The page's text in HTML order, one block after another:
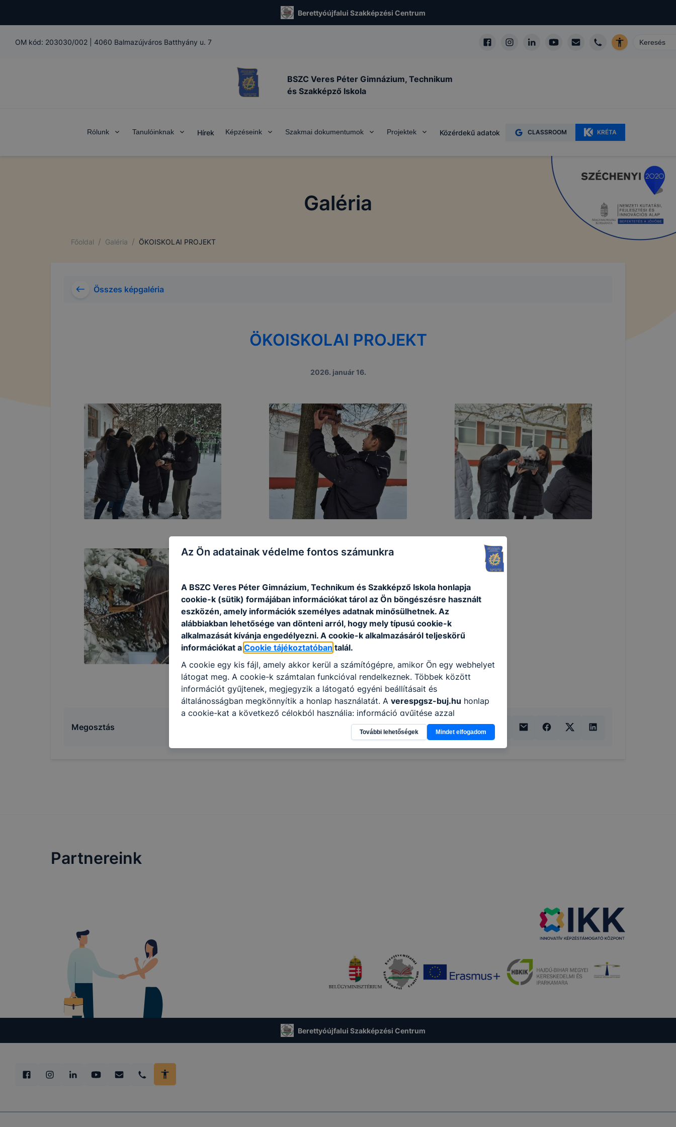
Berettyóújfalui Szakképzési Centrum
OM kód: 203030/002 4060 Balmazújváros Batthyány u. 7
BSZC Veres Péter Gimnázium, Technikum
és Szakképző Iskola
Rólunk Tanulóinknak Hírek Képzéseink Szakmai dokumentumok Projektek Közérdekű adatok CLASSROOM KRÉTA
Galéria
Főoldal / Galéria / ÖKOISKOLAI PROJEKT
Összes képgaléria
ÖKOISKOLAI PROJEKT
2026. január 16.
Megosztás
Partnereink
Berettyóújfalui Szakképzési Centrum
Az Ön adatainak védelme fontos számunkra
A BSZC Veres Péter Gimnázium, Technikum és Szakképző Iskola honlapja
cookie-k (sütik) formájában információkat tárol az Ön böngészésre használt
eszközén, amely információk személyes adatnak minősülhetnek. Az
alábbiakban lehetősége van dönteni arról, hogy mely típusú cookie-k
alkalmazását kívánja engedélyezni. A cookie-k alkalmazásáról teljeskörű
információkat a Cookie tájékoztatóban talál.
A cookie egy kis fájl, amely akkor kerül a számítógépre, amikor Ön egy webhelyet
látogat meg. A cookie-k számtalan funkcióval rendelkeznek. Többek között
információt gyűjtenek, megjegyzik a látogató egyéni beállításait és
általánosságban megkönnyítik a honlap használatát. A verespgsz-buj.hu honlap
a cookie-kat a következő célokból használja: információ gyűjtése azzal
kapcsolatban, hogyan használja Ön a honlapot -annak felmérésével, hogy a
honlap melyik részeit látogatja, vagy használja leginkább, így megtudhatjuk,
hogyan biztosítsunk Önnek még jobb felhasználói élményt, ha ismét meglátogatja
További lehetőségek Mindet elfogadom